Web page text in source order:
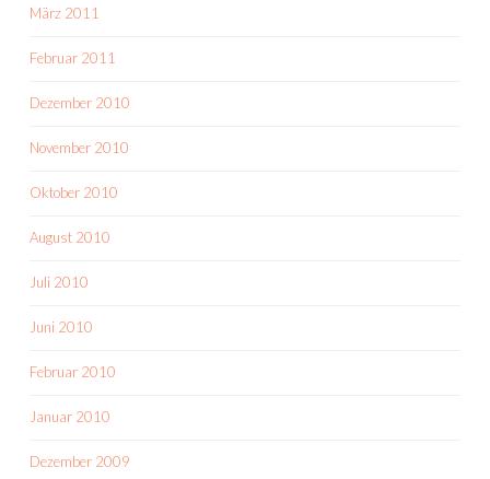
März 2011
Februar 2011
Dezember 2010
November 2010
Oktober 2010
August 2010
Juli 2010
Juni 2010
Februar 2010
Januar 2010
Dezember 2009